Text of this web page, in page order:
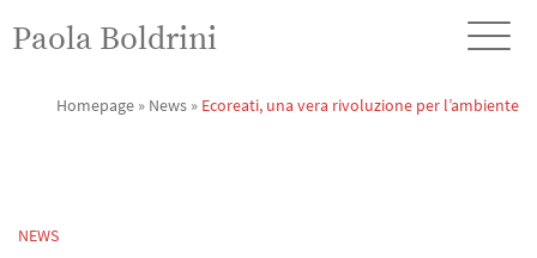
Paola Boldrini
Homepage » News » Ecoreati, una vera rivoluzione per l’ambiente
NEWS